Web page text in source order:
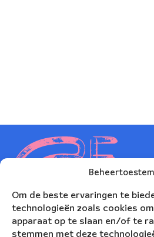
Om de beste ervaringen te
technologieën zoals cookies
apparaat op te slaan en/of te
stemmen met deze